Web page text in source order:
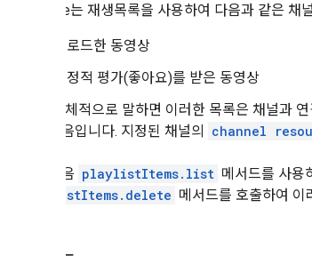
YouTube는 재생목록을 사용하여 다음과 같은
업로드한 동영상
긍정적 평가(좋아요)를 받은 동영상
좀 더 구체적으로 말하면 이러한 목록은 채널과
보의 모음입니다. 지정된 채널의
channel
그런 다음 playlistItems.list 메서드를 사용
playlistItems.delete 메서드를 호출하여 이